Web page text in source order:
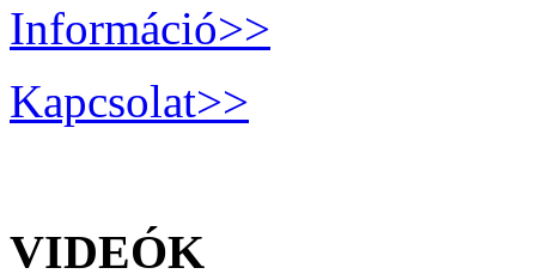
Információ>>
Kapcsolat>>
VIDEÓK